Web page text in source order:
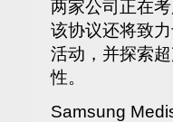
两家公司正在
该协议还将致
活动，并探索
性。
Samsung